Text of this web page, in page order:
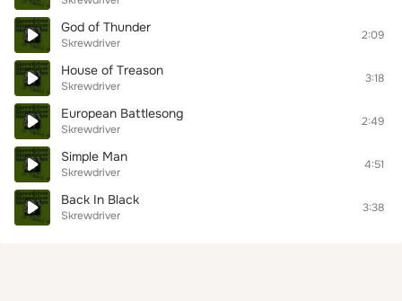
God of Thunder
Skrewdriver
2:09
House of Treason
Skrewdriver
3:18
European Battlesong
Skrewdriver
2:49
Simple Man
Skrewdriver
4:51
Back In Black
Skrewdriver
3:38